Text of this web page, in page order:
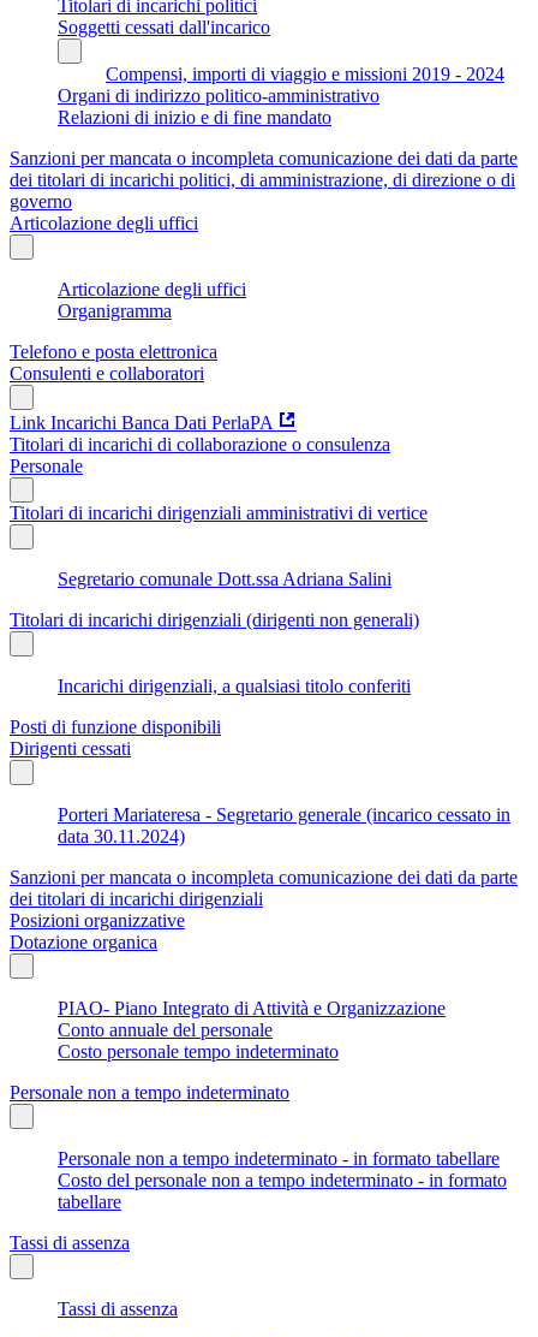
Titolari di incarichi politici
Soggetti cessati dall'incarico
Compensi, importi di viaggio e missioni 2019 - 2024
Organi di indirizzo politico-amministrativo
Relazioni di inizio e di fine mandato
Sanzioni per mancata o incompleta comunicazione dei dati da parte
dei titolari di incarichi politici, di amministrazione, di direzione o di
governo
Articolazione degli uffici
Articolazione degli uffici
Organigramma
Telefono e posta elettronica
Consulenti e collaboratori
Link Incarichi Banca Dati PerlaPA
Titolari di incarichi di collaborazione o consulenza
Personale
Titolari di incarichi dirigenziali amministrativi di vertice
Segretario comunale Dott.ssa Adriana Salini
Titolari di incarichi dirigenziali (dirigenti non generali)
Incarichi dirigenziali, a qualsiasi titolo conferiti
Posti di funzione disponibili
Dirigenti cessati
Porteri Mariateresa - Segretario generale (incarico cessato in
data 30.11.2024)
Sanzioni per mancata o incompleta comunicazione dei dati da parte
dei titolari di incarichi dirigenziali
Posizioni organizzative
Dotazione organica
PIAO- Piano Integrato di Attività e Organizzazione
Conto annuale del personale
Costo personale tempo indeterminato
Personale non a tempo indeterminato
Personale non a tempo indeterminato - in formato tabellare
Costo del personale non a tempo indeterminato - in formato
tabellare
Tassi di assenza
Tassi di assenza